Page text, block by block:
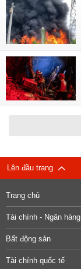
Lên đầu trang
Trang chủ
Tài chính - Ngân hàng
Bất động sản
Tài chính quốc tế